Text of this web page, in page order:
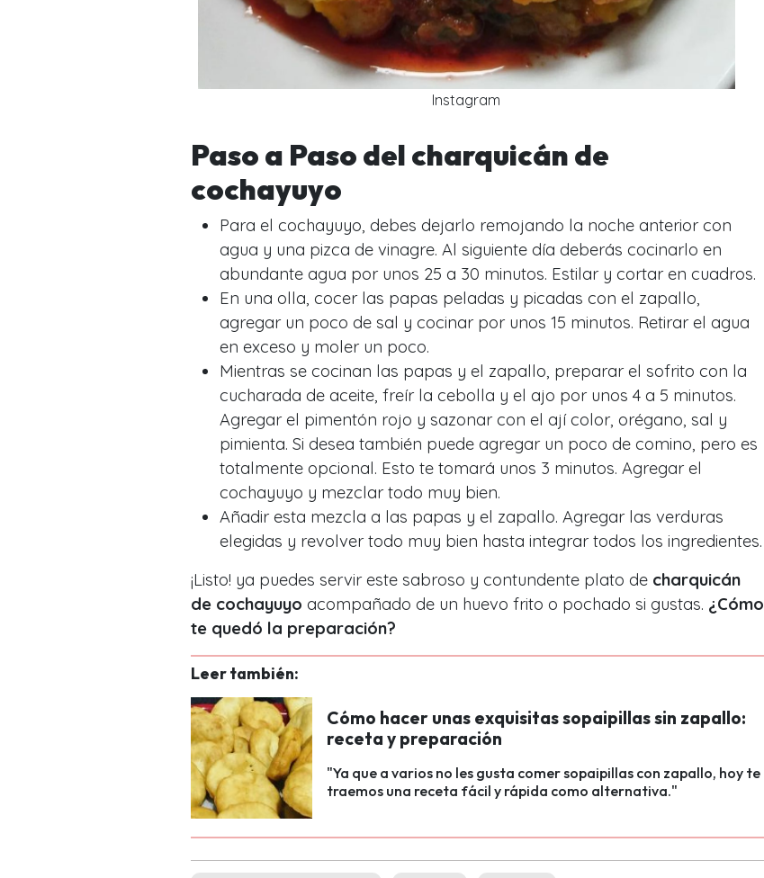
Instagram
Paso a Paso del charquicán de
cochayuyo
Para el cochayuyo, debes dejarlo remojando la noche anterior con
agua y una pizca de vinagre. Al siguiente día deberás cocinarlo en
abundante agua por unos 25 a 30 minutos. Estilar y cortar en cuadros.
En una olla, cocer las papas peladas y picadas con el zapallo,
agregar un poco de sal y cocinar por unos 15 minutos. Retirar el agua
en exceso y moler un poco.
Mientras se cocinan las papas y el zapallo, preparar el sofrito con la
cucharada de aceite, freír la cebolla y el ajo por unos 4 a 5 minutos.
Agregar el pimentón rojo y sazonar con el ají color, orégano, sal y
pimienta. Si desea también puede agregar un poco de comino, pero es
totalmente opcional. Esto te tomará unos 3 minutos. Agregar el
cochayuyo y mezclar todo muy bien.
Añadir esta mezcla a las papas y el zapallo. Agregar las verduras
elegidas y revolver todo muy bien hasta integrar todos los ingredientes.
¡Listo! ya puedes servir este sabroso y contundente plato de charquicán
de cochayuyo acompañado de un huevo frito o pochado si gustas. ¿Cómo
te quedó la preparación?
Leer también:
Cómo hacer unas exquisitas sopaipillas sin zapallo:
receta y preparación
"Ya que a varios no les gusta comer sopaipillas con zapallo, hoy te
traemos una receta fácil y rápida como alternativa."